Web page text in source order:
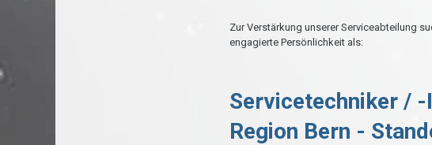
Zur Verstärkung unserer Serviceabteilung
engagierte Persönlichkeit als:
Servicetechniker / -
Region Bern -